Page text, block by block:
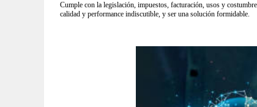
Cumple con la legislación, impuestos, facturación, usos y
calidad y performance indiscutible, y ser una solución formidable.